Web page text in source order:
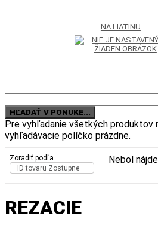
NA LIATINU
Pre vyhľadanie všetkých produktov
vyhľadávacie políčko prázdne.
Zoradiť podľa
ID tovaru Zostupne
Nebol
REZACIE